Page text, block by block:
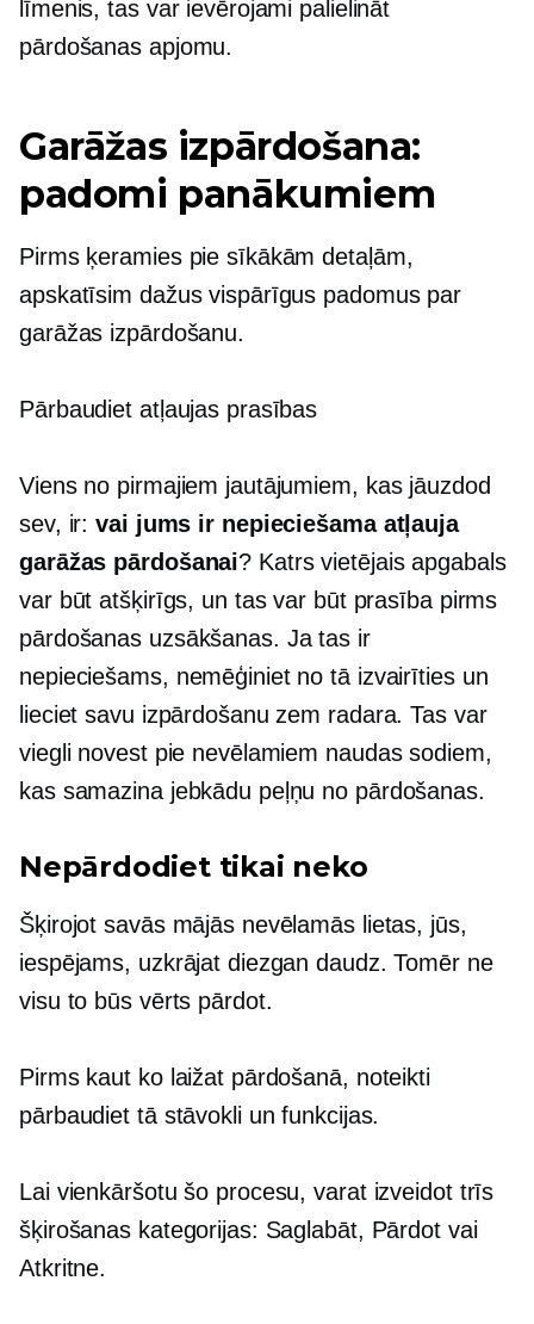
līmenis, tas var ievērojami palielināt
pārdošanas apjomu.
Garāžas izpārdošana:
padomi panākumiem
Pirms ķeramies pie sīkākām detaļām,
apskatīsim dažus vispārīgus padomus par
garāžas izpārdošanu.
Pārbaudiet atļaujas prasības
Viens no pirmajiem jautājumiem, kas jāuzdod
sev, ir:vai jums ir nepieciešama atļauja
garāžas pārdošanai? Katrs vietējais apgabals
var būt atšķirīgs, un tas var būt prasība pirms
pārdošanas uzsākšanas. Ja tas ir
nepieciešams, nemēģiniet no tā izvairīties un
lieciet savu izpārdošanu zem radara. Tas var
viegli novest pie nevēlamiem naudas sodiem,
kas samazina jebkādu peļņu no pārdošanas.
Nepārdodiet tikai neko
Šķirojot savās mājās nevēlamās lietas, jūs,
iespējams, uzkrājat diezgan daudz. Tomēr ne
visu to būs vērts pārdot.
Pirms kaut ko laižat pārdošanā, noteikti
pārbaudiet tā stāvokli un funkcijas.
Lai vienkāršotu šo procesu, varat izveidot trīs
šķirošanas kategorijas: Saglabāt, Pārdot vai
Atkritne.